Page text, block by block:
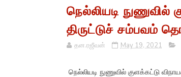
நெல்லியடி
திருட்டுச் சம்பவம்
தன.ரஜீவன் May 19, 2021
நெல்லியடி நுணுவில் குளக்கட்டு